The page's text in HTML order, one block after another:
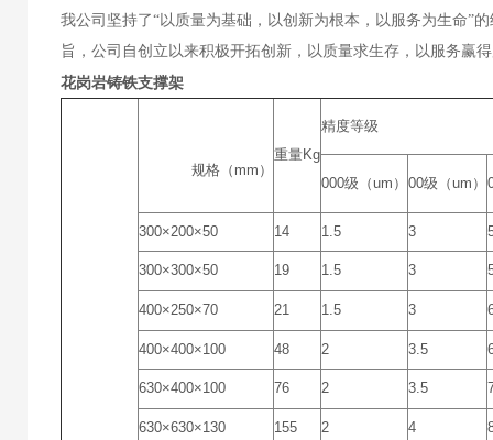
我公司坚持了“以质量为基础，以创新为根本，以服务为生命”
旨，公司自创立以来积极开拓创新，以质量求生存，以服务赢
花岗岩铸铁支撑架
规格（mm）
重量Kg
精度等级
000级（um） 00级（um）
300×200×50 14 1.5 3
300×300×50 19 1.5 3
400×250×70 21 1.5 3
400×400×100 48 2 3.5
630×400×100 76 2 3.5
630×630×130 155 2 4